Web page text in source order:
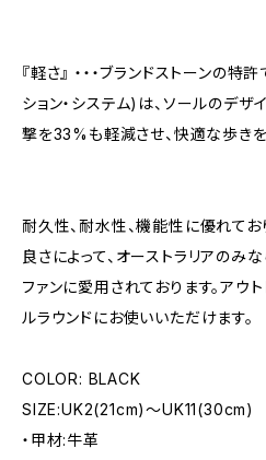
『軽さ』 ・・・ブランドストーンの特
ション・システム)は、ソールのデ
撃を33%も軽減させ、快適な歩きを
耐久性、耐水性、機能性に優れてお
良さによって、オーストラリアのみ
ファンに愛用されております。アウ
ルラウンドにお使いいただけます。
COLOR: BLACK
SIZE:UK2(21cm)〜UK11(30cm)
・甲材:牛革